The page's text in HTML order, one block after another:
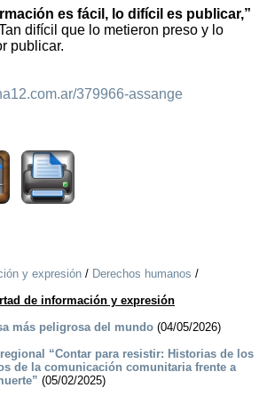
es fácil, lo difícil es publicar,”
difícil que lo metieron preso y lo
publicar.
379966-assange
y expresión / Derechos humanos /
de información y expresión
más peligrosa del mundo (04/05/2026)
“Contar para resistir: Historias de los
de la comunicación comunitaria frente a
(05/02/2025)